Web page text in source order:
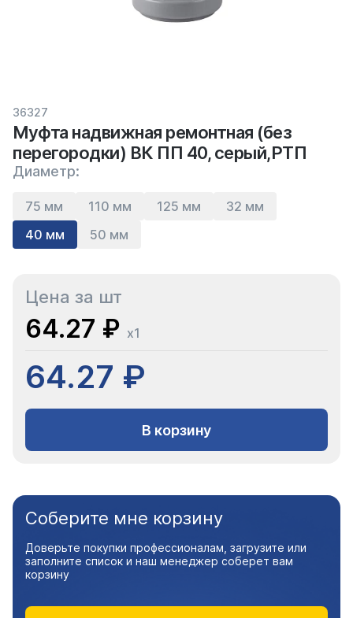
36327
Муфта надвижная ремонтная (без
перегородки) ВК ПП 40, серый,РТП
Диаметр:
75 мм 110 мм 125 мм
32 мм
40 мм
50 мм
Цена за шт
64.27 ₽ x1
64.27 ₽
В корзину
Соберите мне корзину
Доверьте покупки профессионалам, загрузите или
заполните список и наш менеджер соберет вам
корзину